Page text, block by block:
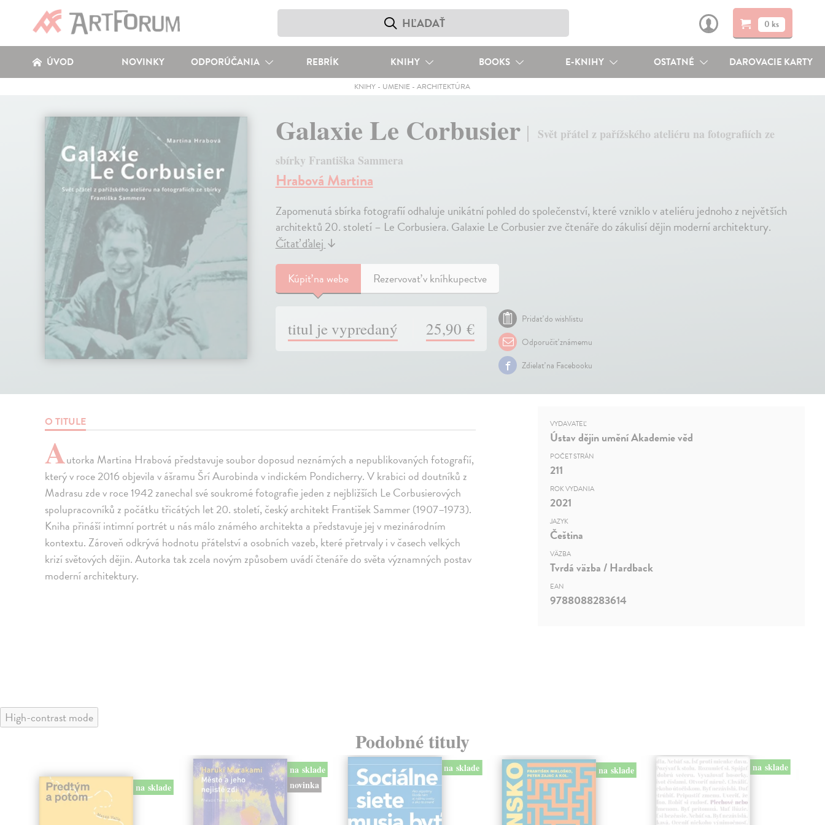
0 ks
ÚVOD NOVINKY ODPORÚČANIA REBRÍK KNIHY BOOKS E-KNIHY OSTATNÉ DAROVACIE KARTY
KNIHY - UMENIE -ARCHITEKTÚRA
Galaxie Le Corbusier
Svět přátel z pařížského ateliéru na fotografiích ze
sbírky Františka Sammera
Hrabová Martina
Zapomenutá sbírka fotografií odhaluje unikátní pohled do společenství, které vzniklo v ateliéru jednoho z největších
architektů 20. století – Le Corbusiera. Galaxie Le Corbusier zve čtenáře do zákulisí dějin moderní architektury.
Čítať ďalej↓
Kúpiťna webe Rezervovať v kníhkupectve
titul je vypredaný 25,90 €
Pridať do wishlistu
Odporučiť známemu
Zdielať na Facebooku
O TITULE
Autorka Martina Hrabová představuje soubor doposud neznámých a nepublikovaných fotografií,
který v roce 2016 objevila v ášramu Šrí Aurobinda v indickém Pondicherry. V krabici od doutníků z
Madrasu zde v roce 1942 zanechal své soukromé fotografie jeden z nejbližších Le Corbusierových
spolupracovníků z počátku třicátých let 20. století, český architekt František Sammer (1907–1973).
Kniha přináší intimní portrét u nás málo známého architekta a představuje jej v mezinárodním
kontextu. Zároveň odkrývá hodnotu přátelství a osobních vazeb, které přetrvaly i v časech velkých
krizí světových dějin. Autorka tak zcela novým způsobem uvádí čtenáře do světa významných postav
moderní architektury.
VYDAVATEĽ
Ústav dějin umění Akademie věd
POČET STRÁN
211
ROK VYDANIA
2021
JAZYK
Čeština
VÄZBA
Tvrdá väzba / Hardback
EAN
9788088283614
High-contrast mode
Podobné tituly
na sklade
na sklade
novinka
na sklade na sklade na sklade